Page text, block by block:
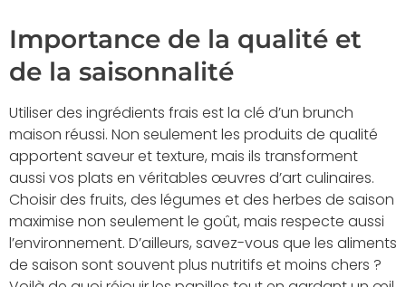
Importance de la qualité et
de la saisonnalité
Utiliser des ingrédients frais est la clé d’un brunch
maison réussi. Non seulement les produits de qualité
apportent saveur et texture, mais ils transforment
aussi vos plats en véritables œuvres d’art culinaires.
Choisir des fruits, des légumes et des herbes de saison
maximise non seulement le goût, mais respecte aussi
l’environnement. D’ailleurs, savez-vous que les aliments
de saison sont souvent plus nutritifs et moins chers ?